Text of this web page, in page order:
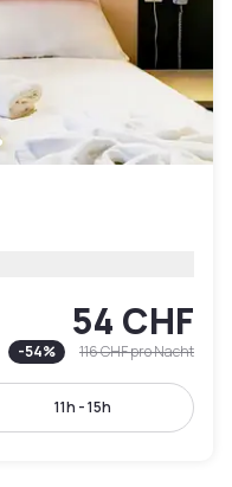
54 CHF
-54% 116 CHFpro Nacht
11h - 15h